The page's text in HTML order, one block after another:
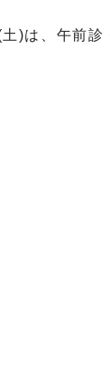
)は、午前診